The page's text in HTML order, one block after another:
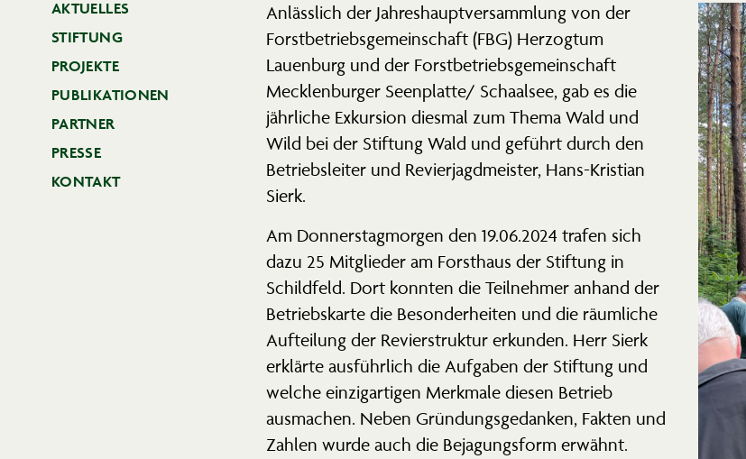
AKTUELLES
STIFTUNG
PROJEKTE
PUBLI­KA­TIONEN
PARTNER
PRESSE
KONTAKT
Anlässlich der Jahres­haupt­ver­sammlung von der
Forst­be­triebs­ge­mein­schaft (FBG) Herzogtum
Lauenburg und der Forst­be­triebs­ge­mein­schaft
Mecklen­burger Seenplatte/ Schaalsee, gab es die
jährliche Exkursion diesmal zum Thema Wald und
Wild bei der Stiftung Wald und geführt durch den
Betriebs­leiter und Revier­jagd­meister, Hans-Kristian
Sierk.
Am Donners­tag­morgen den 19.06.2024 trafen sich
dazu 25 Mitglieder am Forsthaus der Stiftung in
Schildfeld. Dort konnten die Teilnehmer anhand der
Betriebs­karte die Beson­der­heiten und die räumliche
Aufteilung der Revier­struktur erkunden. Herr Sierk
erklärte ausführlich die Aufgaben der Stiftung und
welche einzig­ar­tigen Merkmale diesen Betrieb
ausmachen. Neben Gründungs­ge­danken, Fakten und
Zahlen wurde auch die Bejagungsform erwähnt.